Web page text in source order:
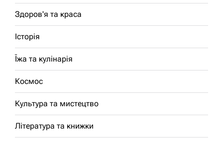
Здоров'я та краса
Історія
Їжа та кулінарія
Космос
Культура та мистецтво
Література та книжки